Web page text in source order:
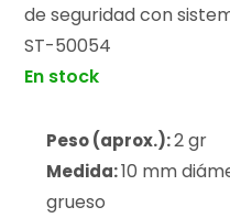
de seguridad con
ST-50054
En stock
Peso (aprox.):2 gr
Medida:10 mm
grueso